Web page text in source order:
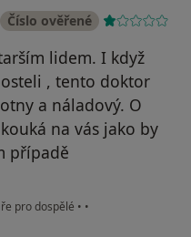
Číslo ověřené
lidem. I když
, tento doktor
a náladový. O
na vás jako by
případě
pro dospělé • •